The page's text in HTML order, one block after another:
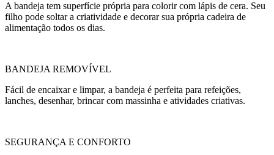
A bandeja tem superfície própria para colorir com lápis de cera. Seu
filho pode soltar a criatividade e decorar sua própria cadeira de
alimentação todos os dias.
BANDEJA REMOVÍVEL
Fácil de encaixar e limpar, a bandeja é perfeita para refeições,
lanches, desenhar, brincar com massinha e atividades criativas.
SEGURANÇA E CONFORTO